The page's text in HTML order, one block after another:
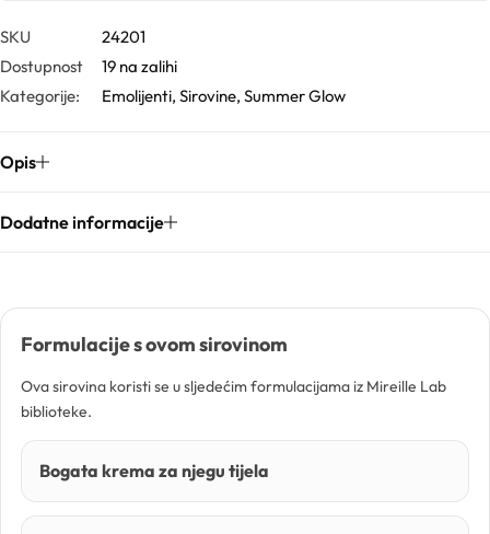
SKU
24201
Dostupnost
19 na zalihi
Kategorije:
Emolijenti, Sirovine, Summer Glow
Opis
Dodatne informacije
Formulacije s ovom sirovinom
Ova sirovina koristi se u sljedećim formulacijama iz Mireille Lab
biblioteke.
Bogata krema za njegu tijela
Hijaluronske kiseline
Humektanti
Kelati
Konzervansi
Kozmetički mirisi
Macerati